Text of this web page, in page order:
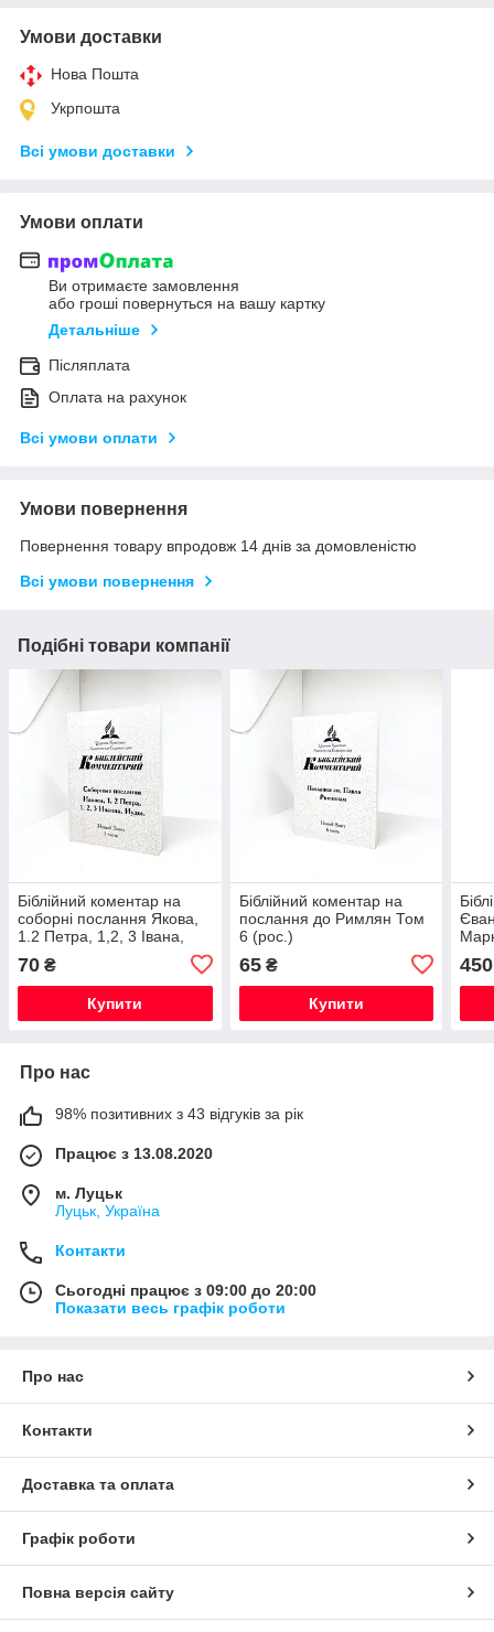
Умови доставки
Нова Пошта
Укрпошта
Всі умови доставки
Умови оплати
Ви отримаєте замовлення
або гроші повернуться на вашу картку
Детальніше
Післяплата
Оплата на рахунок
Всі умови оплати
Умови повернення
Повернення товару впродовж 14 днів за домовленістю
Всі умови повернення
Подібні товари компанії
Біблійний коментар на
соборні послання Якова,
1.2 Петра, 1,2, 3 Івана,
70 ₴
Купити
Біблійний коментар на
послання до Римлян Том
6 (рос.)
65₴
Купити
450
Про нас
98% позитивних з 43 відгуків за рік
Працює з 13.08.2020
м. Луцьк
Луцьк, Україна
Контакти
Сьогодні працює з 09:00 до 20:00
Показати весь графік роботи
Про нас
Контакти
Доставка та оплата
Графік роботи
Повна версія сайту